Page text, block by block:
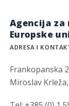
Agencija
Europske
ADRESA I
Frankopanska
Miroslav